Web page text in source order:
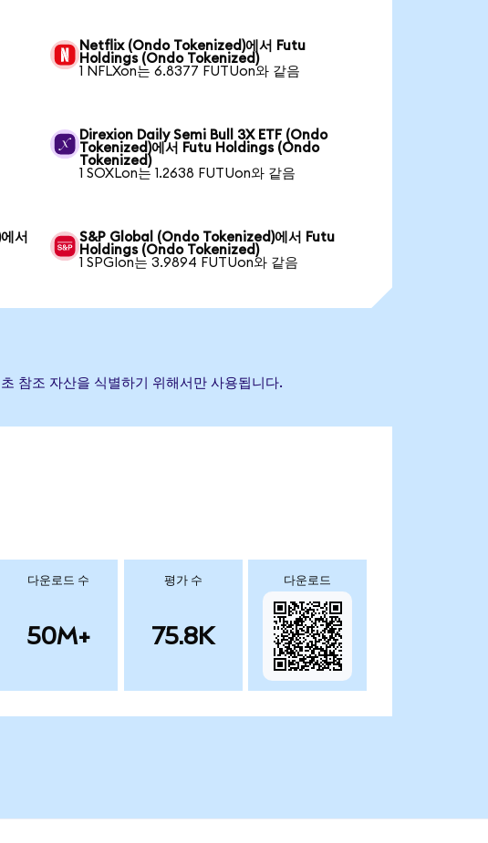
Netflix (Ondo Tokenized)에서 Futu
Holdings (Ondo Tokenized)
1 NFLXon는 6.8377 FUTUon와 같음
Direxion Daily Semi Bull 3X ETF (Ondo
Tokenized)에서 Futu Holdings (Ondo
Tokenized)
1 SOXLon는 1.2638 FUTUon와 같음
서
S&P Global (Ondo Tokenized)에서 Futu
Holdings (Ondo Tokenized)
1 SPGIon는 3.9894 FUTUon와 같음
참조 자산을 식별하기 위해서만 사용됩니다.
다운로드 수
50M+
평가 수
75.8K
다운로드